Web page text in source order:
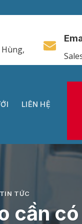
LIÊN HỆ
TIN TỨC
cần